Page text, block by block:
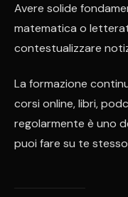
Avere solide
matematica o
contestualizzare
La formazione
corsi online, libri,
regolarmente è uno
puoi fare su te